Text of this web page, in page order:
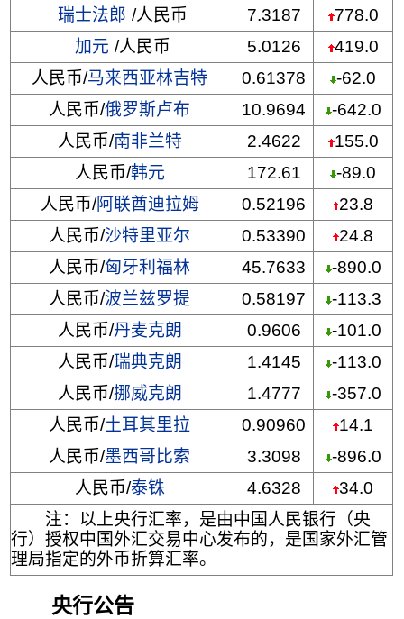
瑞士法郎 /人民币 7.3187
778.0
加元 /人民币 5.0126
419.0
人民币/马来西亚林吉特 0.61378
-62.0
人民币/俄罗斯卢布 10.9694
-642.0
人民币/南非兰特 2.4622
155.0
人民币/韩元 172.61
-89.0
人民币/阿联酋迪拉姆 0.52196
23.8
人民币/沙特里亚尔 0.53390
24.8
人民币/匈牙利福林 45.7633
-890.0
人民币/波兰兹罗提 0.58197
-113.3
人民币/丹麦克朗 0.9606
-101.0
人民币/瑞典克朗 1.4145
-113.0
人民币/挪威克朗 1.4777
-357.0
人民币/土耳其里拉 0.90960
14.1
人民币/墨西哥比索 3.3098
-896.0
人民币/泰铢 4.6328
34.0
注：以上央行汇率，是由中国人民银行（央
行）授权中国外汇交易中心发布的，是国家外汇管
理局指定的外币折算汇率。
央行公告